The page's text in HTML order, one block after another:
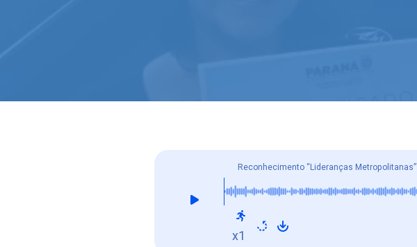
Reconhecimento “Lideranças Metropolitanas”
x1